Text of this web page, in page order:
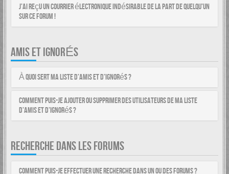
J’ai reçu un courrier électronique indésirable de la part de quelqu’un
sur ce forum !
AMIS ET IGNORÉS
À quoi sert ma liste d’amis et d’ignorés ?
Comment puis-je ajouter ou supprimer des utilisateurs de ma liste
d’amis et d’ignorés ?
RECHERCHE DANS LES FORUMS
Comment puis-je effectuer une recherche dans un ou des forums ?